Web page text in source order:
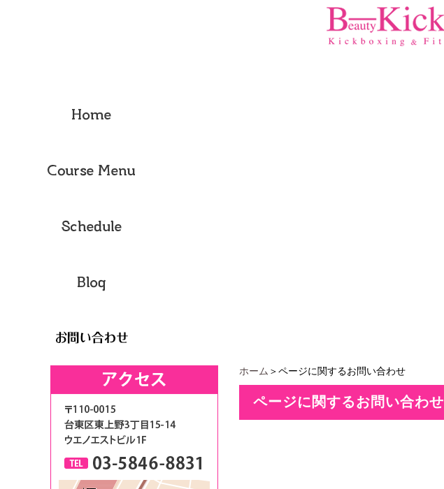
ホーム ＞ページに関するお問い合わせ
ページに関するお問い合わせ